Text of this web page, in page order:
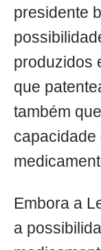
presidente
produzidos
que
também
capacidade
Embora a
a